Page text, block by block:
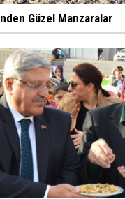
Güzel Manzaralar